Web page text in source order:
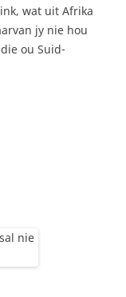
wat uit Afrika
jy nie hou
ou Suid-